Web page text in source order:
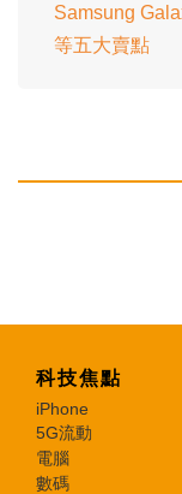
Samsung
等五大賣點
科技焦點
iPhone
5G流動
電腦
數碼